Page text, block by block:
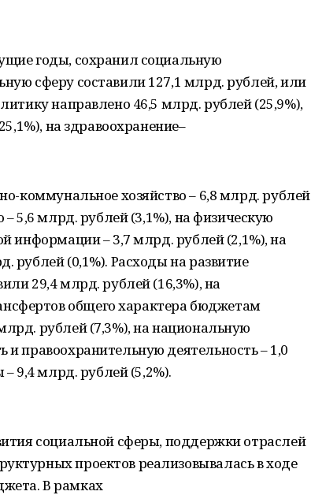
годы, сохранил социальную
сферу составили 127,1 млрд. рублей, или
направлено 46,5 млрд. рублей (25,9%),
на здравоохранение–
коммунальное хозяйство – 6,8 млрд. рублей
5,6 млрд. рублей (3,1%), на физическую
информации – 3,7 млрд. рублей (2,1%), на
рублей (0,1%). Расходы на развитие
29,4 млрд. рублей (16,3%), на
общего характера бюджетам
рублей (7,3%), на национальную
и правоохранительную деятельность – 1,0
9,4 млрд. рублей (5,2%).
социальной сферы, поддержки отраслей
проектов реализовывалась в ходе
В рамках